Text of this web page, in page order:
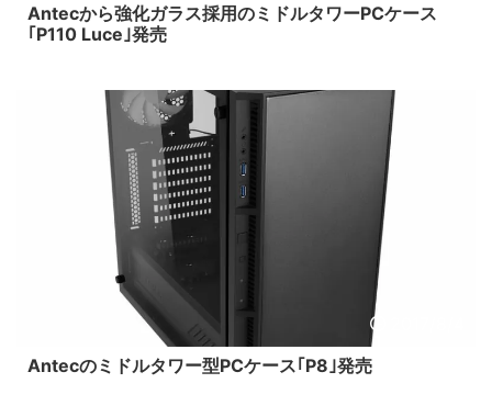
Antecから強化ガラス採用のミドルタワーPCケース
｢P110 Luce｣発売
Antecのミドルタワー型PCケース｢P8｣発売